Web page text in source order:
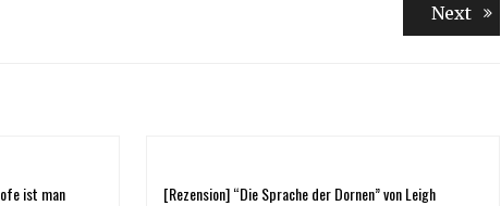
NextNext
ist man
[Rezension] “Die Sprache der Dornen” von Leigh